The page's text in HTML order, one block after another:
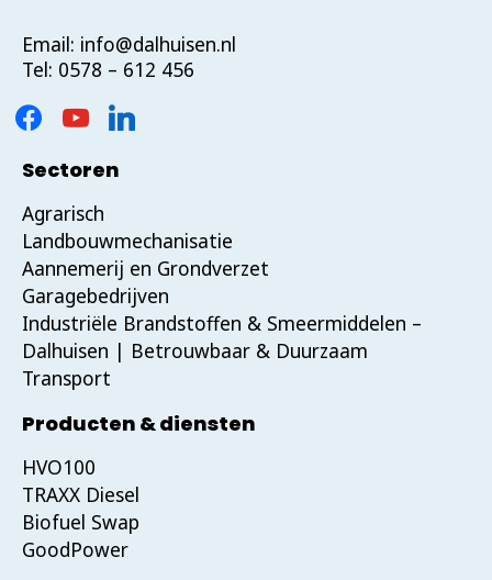
Email: info@dalhuisen.nl
Tel: 0578 – 612 456
Sectoren
Agrarisch
Landbouwmechanisatie
Aannemerij en Grondverzet
Garagebedrijven
Industriële Brandstoffen & Smeermiddelen –
Dalhuisen | Betrouwbaar & Duurzaam
Transport
Producten & diensten
HVO100
TRAXX Diesel
Biofuel Swap
GoodPower